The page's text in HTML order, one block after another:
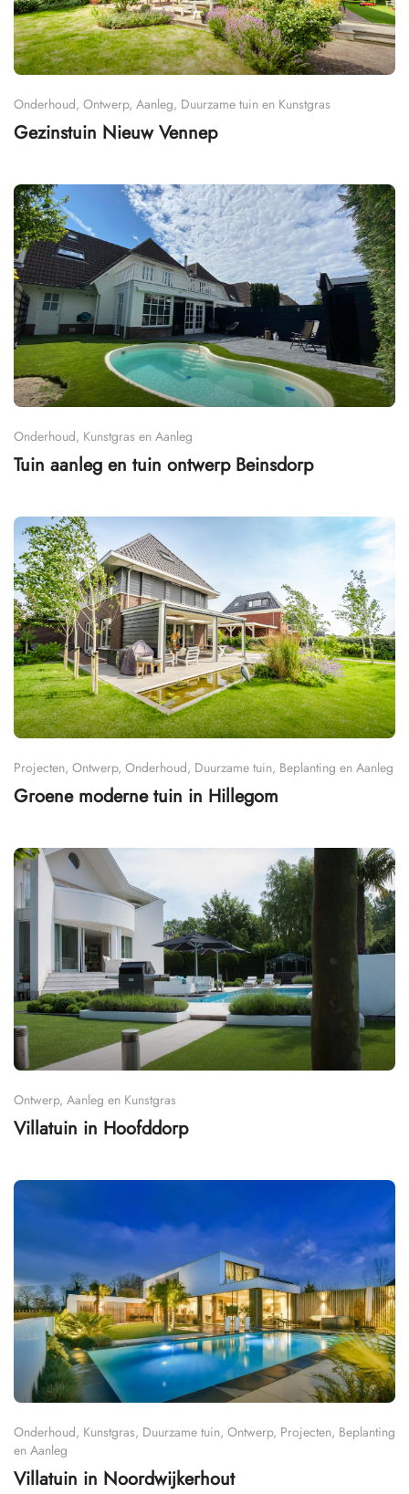
Onderhoud, Ontwerp, Aanleg, Duurzame tuin en Kunstgras
Gezinstuin Nieuw Vennep
Onderhoud, Kunstgras en Aanleg
Tuin aanleg en tuin ontwerp Beinsdorp
Projecten, Ontwerp, Onderhoud, Duurzame tuin, Beplanting en Aanleg
Groene moderne tuin in Hillegom
Ontwerp, Aanleg en Kunstgras
Villatuin in Hoofddorp
Onderhoud, Kunstgras, Duurzame tuin, Ontwerp, Projecten, Beplanting
en Aanleg
Villatuin in Noordwijkerhout